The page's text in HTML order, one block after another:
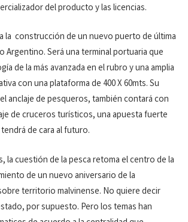
del producto y las licencias.
la construcción de un nuevo puerto de última
Argentino. Será una terminal portuaria que
de la más avanzada en el rubro y una amplia
con una plataforma de 400 X 60mts. Su
anclaje de pesqueros, también contará con
de cruceros turísticos, una apuesta fuerte
de cara al futuro.
la cuestión de la pesca retoma el centro de la
de un nuevo aniversario de la
territorio malvinense. No quiere decir
por supuesto. Pero los temas han